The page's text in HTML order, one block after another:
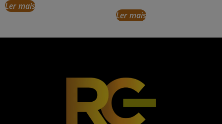
Ler mais
Ler mais